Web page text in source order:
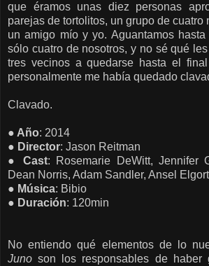
que éramos unas diez personas
parejas de tortolitos, un grupo de cuatro
un amigo mío y yo. Aguantamos
sólo cuatro de nosotros, y no sé qué
tres vecinos a quedarse hasta el
personalmente me había quedado
Clavado.
● Año: 2014
● Director: Jason Reitman
● Cast: Rosemarie DeWitt, Jennifer
Dean Norris, Adam Sandler, Ansel
● Música: Bibio
● Duración: 120min
No entiendo qué elementos de lo
Junoson los responsables de haber